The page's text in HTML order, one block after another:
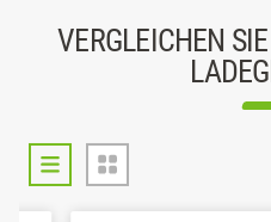
VERGLEICHEN